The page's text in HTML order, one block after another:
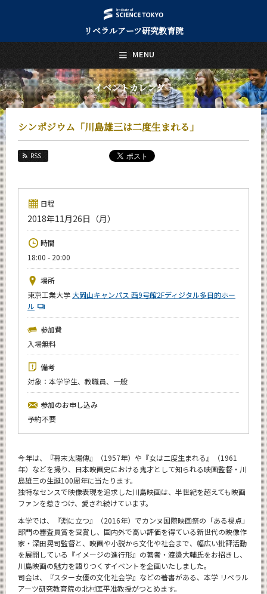
リベラルアーツ研究教育院
イベントカレンダー
シンポジウム「川島雄三は二度生まれる」
RSS
日程
2018年11月26日（月）
時間
18:00 - 20:00
場所
東京工業大学 大岡山キャンパス 西9号館2Fディジタル多目的ホー
ル
参加費
入場無料
備考
対象：本学学生、教職員、一般
参加のお申し込み
予約不要
今年は、『幕末太陽傳』（1957年）や『女は二度生まれる』（1961
年）などを撮り、日本映画史における鬼才として知られる映画監督・川
島雄三の生誕100周年に当たります。
独特なセンスで映像表現を追求した川島映画は、半世紀を超えても映画
ファンを惹きつけ、愛され続けています。
本学では、『淵に立つ』（2016年）でカンヌ国際映画祭の「ある視点」
部門の審査員賞を受賞し、国内外で高い評価を得ている新世代の映像作
家・深田晃司監督と、映画や小説から文化や社会まで、幅広い批評活動
を展開している『イメージの進行形』の著者・渡邉大輔氏をお招きし、
川島映画の魅力を語りつくすイベントを企画いたしました。
司会は、『スター女優の文化社会学』などの著書がある、本学 リベラル
アーツ研究教育院の北村匡平准教授がつとめます。
MENU
日本語 English
トップページ
Top Page
リベラルアーツ研究教育院について
About Us
Education
活動紹介
Activities
教員紹介
faculty
リベラルアーツ研究教育院 News
News
イベントカレンダー
Event Calendar
今後のイベント
年別アーカイブ